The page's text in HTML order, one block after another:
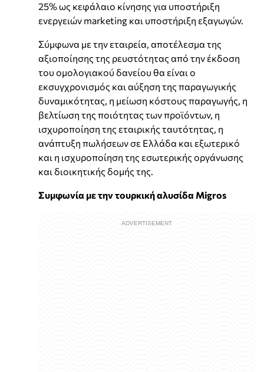
25% ως κεφάλαιο κίνησης για υποστήριξη
ενεργειών marketing και υποστήριξη εξαγωγών.
Σύμφωνα με την εταιρεία, αποτέλεσμα της
αξιοποίησης της ρευστότητας από την έκδοση
του ομολογιακού δανείου θα είναι ο
εκσυγχρονισμός και αύξηση της παραγωγικής
δυναμικότητας, η μείωση κόστους παραγωγής, η
βελτίωση της ποιότητας των προϊόντων, η
ισχυροποίηση της εταιρικής ταυτότητας, η
ανάπτυξη πωλήσεων σε Ελλάδα και εξωτερικό
και η ισχυροποίηση της εσωτερικής οργάνωσης
και διοικητικής δομής της.
Συμφωνία με την τουρκική αλυσίδα Migros